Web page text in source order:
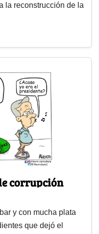
la reconstrucción de la
corrupción
y con mucha plata
que dejó el